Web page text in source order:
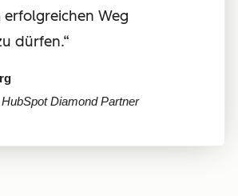
erfolgreichen Weg
dürfen.“
Diamond Partner